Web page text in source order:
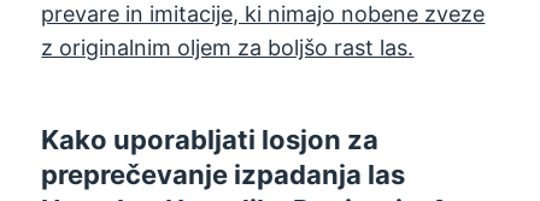
prevare in imitacije, ki nimajo nobene zveze
z originalnim oljem za boljšo rast las.
Kako uporabljati losjon za
preprečevanje izpadanja las